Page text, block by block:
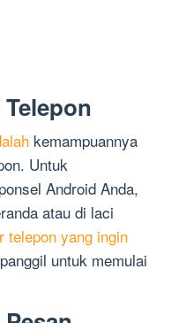
kemampuannya
Untuk
Android Anda,
atau di laci
telepon yang ingin
untuk memulai